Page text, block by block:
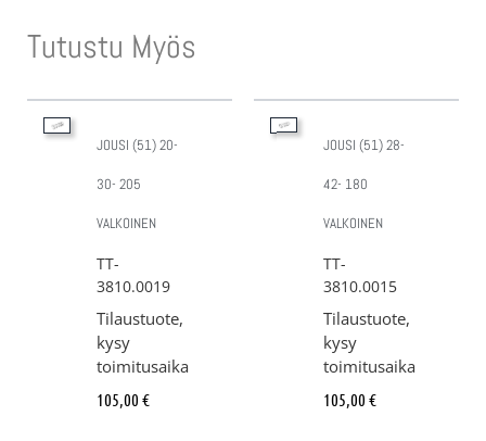
Tutustu Myös
JOUSI (51) 20-
30- 205
VALKOINEN
TT-
3810.0019
Tilaustuote,
kysy
toimitusaika
105,00 €
JOUSI (51) 28-
42- 180
VALKOINEN
TT-
3810.0015
Tilaustuote,
kysy
toimitusaika
105,00 €